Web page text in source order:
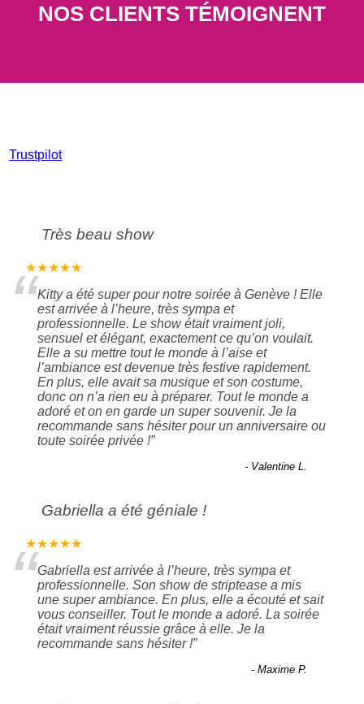
NOS CLIENTS TÉMOIGNENT
Trustpilot
Très beau show
★★★★★
“Kitty a été super pour notre soirée à Genève ! Elle
est arrivée à l’heure, très sympa et
professionnelle. Le show était vraiment joli,
sensuel et élégant, exactement ce qu’on voulait.
Elle a su mettre tout le monde à l’aise et
l’ambiance est devenue très festive rapidement.
En plus, elle avait sa musique et son costume,
donc on n’a rien eu à préparer. Tout le monde a
adoré et on en garde un super souvenir. Je la
recommande sans hésiter pour un anniversaire ou
toute soirée privée !”
- Valentine L.
Gabriella a été géniale !
★★★★★
“Gabriella est arrivée à l’heure, très sympa et
professionnelle. Son show de striptease a mis
une super ambiance. En plus, elle a écouté et sait
vous conseiller. Tout le monde a adoré. La soirée
était vraiment réussie grâce à elle. Je la
recommande sans hésiter !”
- Maxime P.